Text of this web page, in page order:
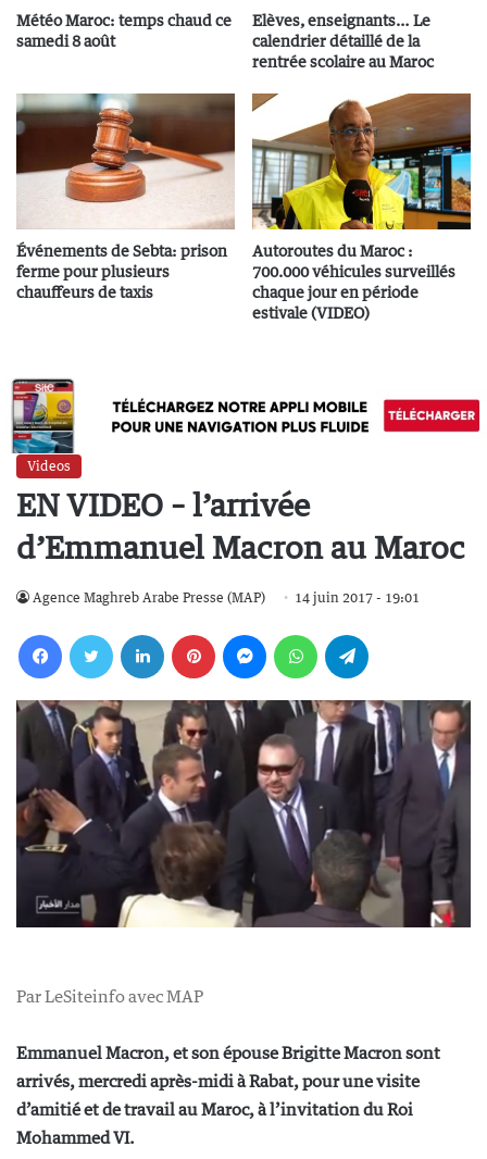
Météo Maroc: temps chaud ce
samedi 8 août
Elèves, enseignants… Le
calendrier détaillé de la
rentrée scolaire au Maroc
Événements de Sebta: prison
ferme pour plusieurs
chauffeurs de taxis
Autoroutes du Maroc :
700.000 véhicules surveillés
chaque jour en période
estivale (VIDEO)